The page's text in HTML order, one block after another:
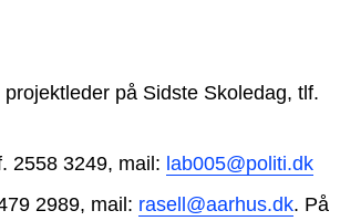
på Sidste Skoledag, tlf.
2558 3249, mail: lab005@politi.dk
2989, mail: rasell@aarhus.dk. På